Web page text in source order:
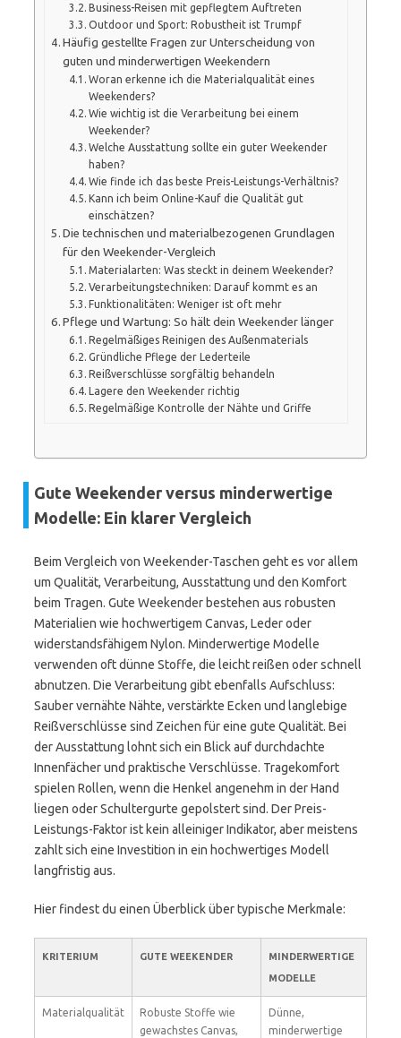
Business-Reisen mit gepflegtem Auftreten
Outdoor und Sport: Robustheit ist Trumpf
Häufig gestellte Fragen zur Unterscheidung von
guten und minderwertigen Weekendern
Woran erkenne ich die Materialqualität eines
Weekenders?
Wie wichtig ist die Verarbeitung bei einem
Weekender?
Welche Ausstattung sollte ein guter Weekender
haben?
Wie finde ich das beste Preis-Leistungs-Verhältnis?
Kann ich beim Online-Kauf die Qualität gut
einschätzen?
Die technischen und materialbezogenen Grundlagen
für den Weekender-Vergleich
Materialarten: Was steckt in deinem Weekender?
Verarbeitungstechniken: Darauf kommt es an
Funktionalitäten: Weniger ist oft mehr
Pflege und Wartung: So hält dein Weekender länger
Regelmäßiges Reinigen des Außenmaterials
Gründliche Pflege der Lederteile
Reißverschlüsse sorgfältig behandeln
Lagere den Weekender richtig
Regelmäßige Kontrolle der Nähte und Griffe
Gute Weekender versus minderwertige
Modelle: Ein klarer Vergleich
Beim Vergleich von Weekender-Taschen geht es vor allem
um Qualität, Verarbeitung, Ausstattung und den Komfort
beim Tragen. Gute Weekender bestehen aus robusten
Materialien wie hochwertigem Canvas, Leder oder
widerstandsfähigem Nylon. Minderwertige Modelle
verwenden oft dünne Stoffe, die leicht reißen oder schnell
abnutzen. Die Verarbeitung gibt ebenfalls Aufschluss:
Sauber vernähte Nähte, verstärkte Ecken und langlebige
Reißverschlüsse sind Zeichen für eine gute Qualität. Bei
der Ausstattung lohnt sich ein Blick auf durchdachte
Innenfächer und praktische Verschlüsse. Tragekomfort
spielen Rollen, wenn die Henkel angenehm in der Hand
liegen oder Schultergurte gepolstert sind. Der Preis-
Leistungs-Faktor ist kein alleiniger Indikator, aber meistens
zahlt sich eine Investition in ein hochwertiges Modell
langfristig aus.
Hier findest du einen Überblick über typische Merkmale:
KRITERIUM GUTE WEEKENDER
MINDERWERTIGE
MODELLE
Materialqualität
Robuste Stoffe wie
gewachstes Canvas,
Dünne,
minderwertige